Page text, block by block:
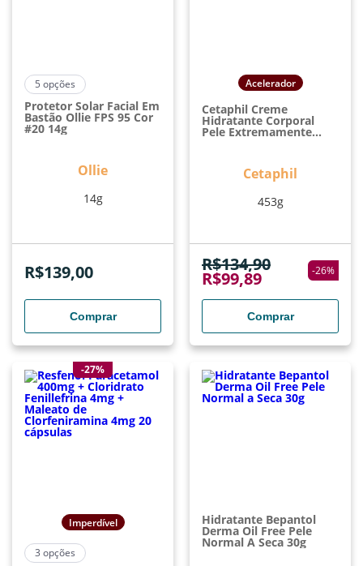
5 opções
Protetor Solar Facial Em
Bastão Ollie FPS 95 Cor
#20 14g
Ollie
14g
R$139,00
Comprar
Acelerador
Cetaphil Creme
Hidratante Corporal
Pele Extremamente
Cetaphil
453g
R$134,90
R$99,89 -26%
Comprar
-27%
Imperdível
3 opções
Hidratante Bepantol
Derma Oil Free Pele
Normal A Seca 30g